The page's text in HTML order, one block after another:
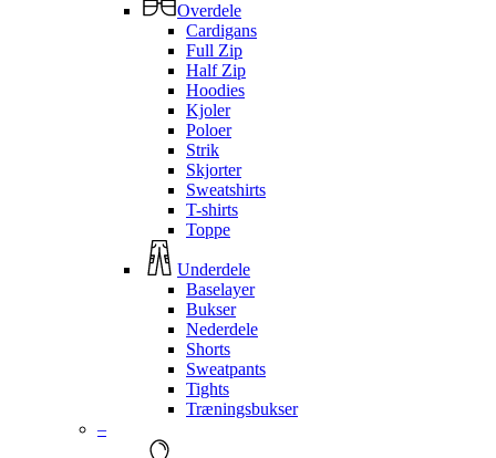
Overdele
Cardigans
Full Zip
Half Zip
Hoodies
Kjoler
Poloer
Strik
Skjorter
Sweatshirts
T-shirts
Toppe
Underdele
Baselayer
Bukser
Nederdele
Shorts
Sweatpants
Tights
Træningsbukser
–